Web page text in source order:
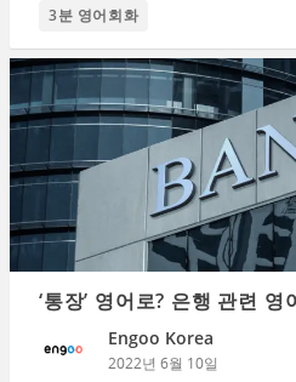
3분 영어회화
‘통장’ 영어로? 은행 관련 영
Engoo Korea
2022년 6월 10일